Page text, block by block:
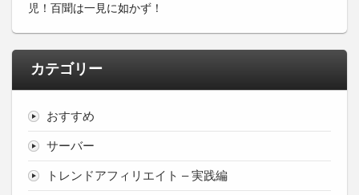
児！百聞は一見に如かず！
カテゴリー
おすすめ
サーバー
トレンドアフィリエイト – 実践編